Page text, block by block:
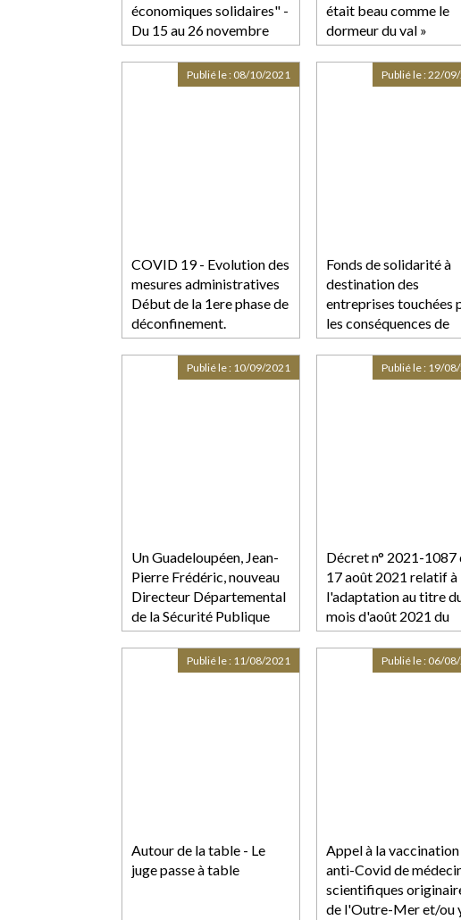
économiques solidaires" -
Du 15 au 26 novembre
2021
était beau comme le
dormeur du val »
COVID 19 - Evolution des
mesures administratives
Début de la 1ere phase de
déconfinement.
Publié le : 08/10/2021
Fonds de solidarité à
destination des
entreprises touchées
les conséquences de
l'épidémie de covid-
Publié le :22/
Un Guadeloupéen, Jean-
Pierre Frédéric, nouveau
Directeur Départemental
de la Sécurité Publique
Publié le : 10/09/2021
Décret n° 2021-1087
17 août 2021 relatif à
l'adaptation au titre
mois d'août 2021 du
fonds de solidarité à
destination des
entreprises
Publié le : 19/
Autour de la table - Le
juge passe à table
Publié le : 11/08/2021
Appel à la vaccination
anti-Covid de
scientifiques
de l'Outre-Mer et/ou
Publié le : 06/